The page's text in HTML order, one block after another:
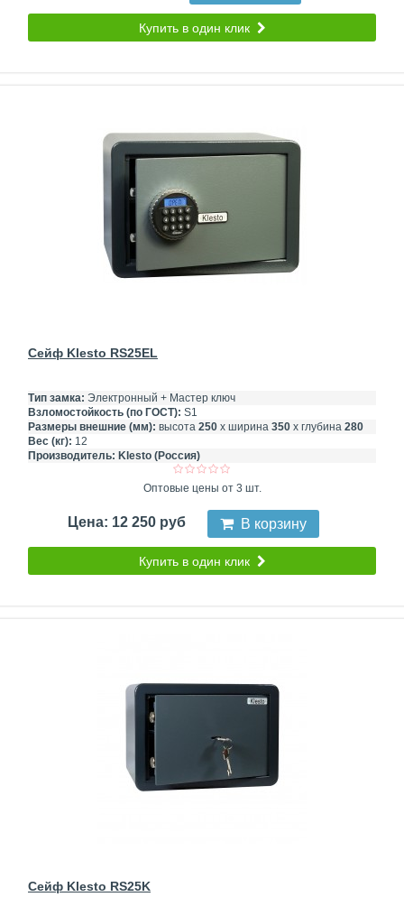
Купить в один клик
Сейф Klesto RS25EL
Тип замка: Электронный + Мастер ключ
Взломостойкость (по ГОСТ): S1
Размеры внешние (мм): высота 250 х ширина 350 х глубина 280
Вес (кг): 12
Производитель: Klesto (Россия)
Оптовые цены от 3 шт.
Цена: 12 250 руб В корзину
Купить в один клик
Сейф Klesto RS25K